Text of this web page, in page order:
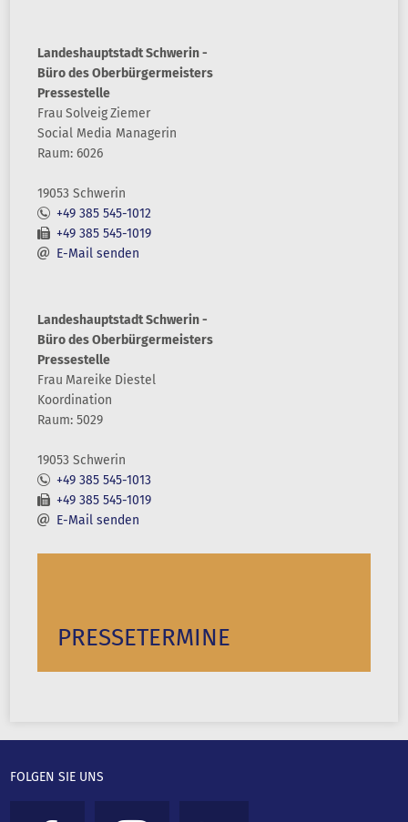
Landeshauptstadt Schwerin -
Büro des Oberbürgermeisters
Pressestelle
Frau SolveigZiemer
Social Media Managerin
Raum: 6026
19053 Schwerin
+49 385 545-1012
+49 385 545-1019
E-Mail senden
Landeshauptstadt Schwerin -
Büro des Oberbürgermeisters
Pressestelle
Frau Mareike Diestel
Koordination
Raum: 5029
19053 Schwerin
+49 385 545-1013
+49 385 545-1019
E-Mail senden
PRESSETERMINE
FOLGEN SIE UNS